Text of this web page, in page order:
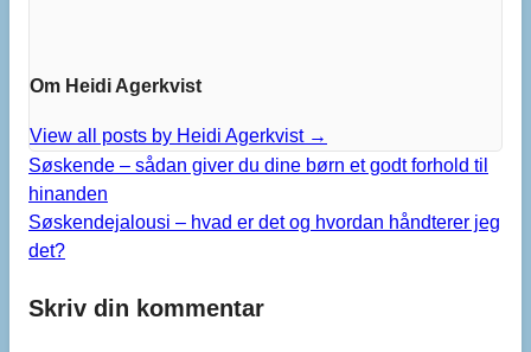
Om Heidi Agerkvist
View all posts by Heidi Agerkvist →
Søskende – sådan giver du dine børn et godt forhold til
hinanden
Søskendejalousi – hvad er det og hvordan håndterer jeg
det?
Skriv din kommentar